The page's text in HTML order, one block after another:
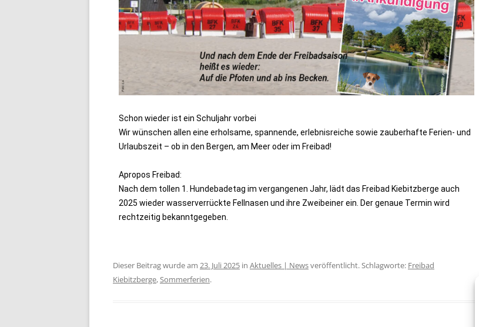
Schon wieder ist ein Schuljahr vorbei
Wir wünschen allen eine erholsame, spannende, erlebnisreiche sowie zauberhafte Ferien- und
Urlaubszeit – ob in den Bergen, am Meer oder im Freibad!
Apropos Freibad:
Nach dem tollen 1. Hundebadetag im vergangenen Jahr, lädt das Freibad Kiebitzberge auch
2025 wieder wasserverrückte Fellnasen und ihre Zweibeiner ein. Der genaue Termin wird
rechtzeitig bekanntgegeben.
Dieser Beitrag wurde am 23. Juli 2025 in Aktuelles | Newsveröffentlicht. Schlagworte: Freibad
Kiebitzberge,Sommerferien.